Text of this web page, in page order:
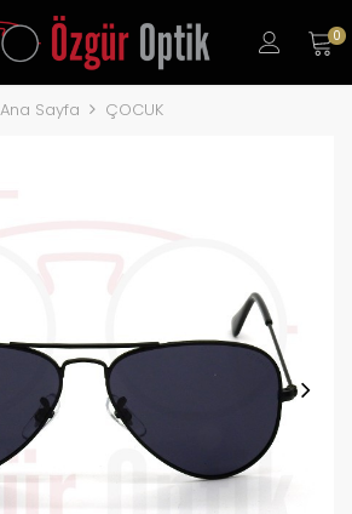
0
Ana Sayfa ÇOCUK